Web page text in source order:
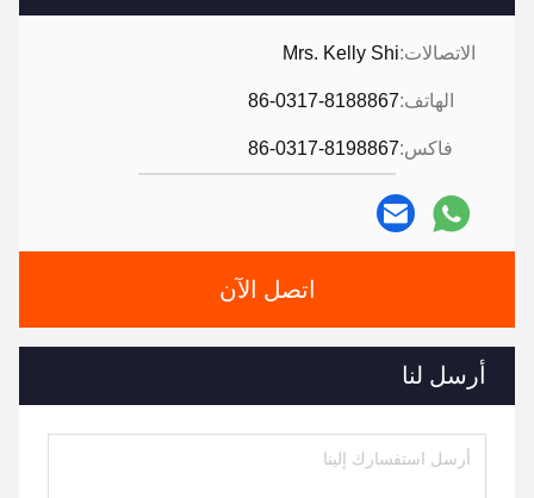
الاتصالات:Mrs. Kelly Shi
الهاتف:86-0317-8188867
فاكس:86-0317-8198867
اتصل الآن
أرسل لنا